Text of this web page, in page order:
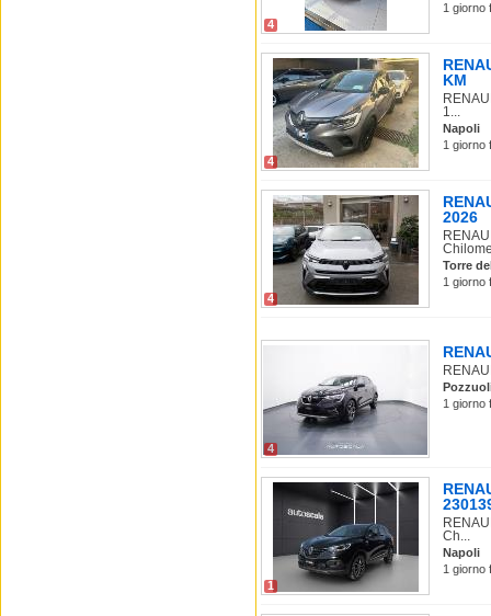
4
1 giorno
4
KM
1...
Napoli
1 giorno
4
2026
Torre
1 giorno
4
1 giorno
1
Ch...
Napoli
1 giorno